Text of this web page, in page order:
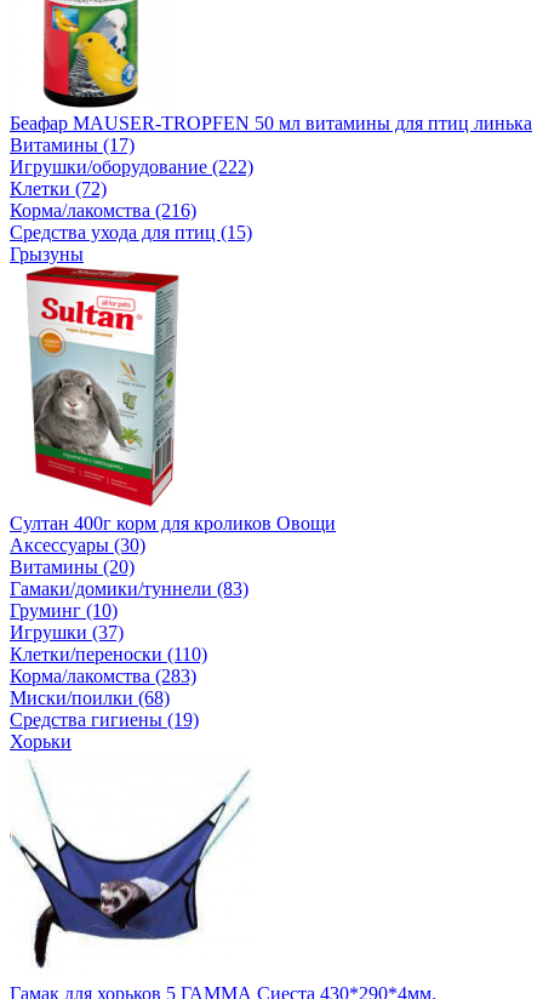
Беафар MAUSER-TROPFEN 50 мл витамины для птиц линька
Витамины (17)
Игрушки/оборудование (222)
Клетки (72)
Корма/лакомства (216)
Средства ухода для птиц (15)
Грызуны
Султан 400г корм для кроликов Овощи
Аксессуары (30)
Витамины (20)
Гамаки/домики/туннели (83)
Груминг (10)
Игрушки (37)
Клетки/переноски (110)
Корма/лакомства (283)
Миски/поилки (68)
Средства гигиены (19)
Хорьки
Гамак для хорьков 5 ГАММА Сиеста 430*290*4мм.